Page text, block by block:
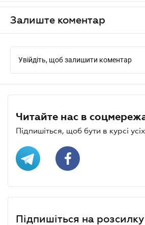
Залиште коментар
Увійдіть, щоб залишити коментар
Читайте нас в
Підпишіться, щоб бути в курсі
Підпишіться на розсилку